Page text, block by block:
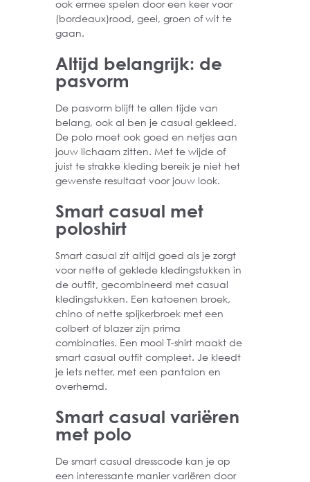
ook ermee spelen door een keer voor
(bordeaux)rood, geel, groen of wit te
gaan.
Altijd belangrijk: de
pasvorm
De pasvorm blijft te allen tijde van
belang, ook al ben je casual gekleed.
De polo moet ook goed en netjes aan
jouw lichaam zitten. Met te wijde of
juist te strakke kleding bereik je niet het
gewenste resultaat voor jouw look.
Smart casual met
poloshirt
Smart casual zit altijd goed als je zorgt
voor nette of geklede kledingstukken in
de outfit, gecombineerd met casual
kledingstukken. Een katoenen broek,
chino of nette spijkerbroek met een
colbert of blazer zijn prima
combinaties. Een mooi T-shirt maakt de
smart casual outfit compleet. Je kleedt
je iets netter, met een pantalon en
overhemd.
Smart casual variëren
met polo
De smart casual dresscode kan je op
een interessante manier variëren door